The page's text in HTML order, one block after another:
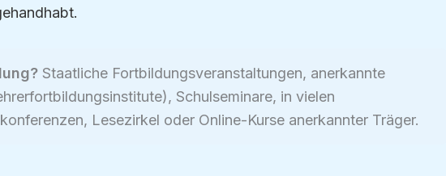
Staatliche Fortbildungsveranstaltungen, anerkannte
Schulseminare, in vielen
Lesezirkel oder Online-Kurse anerkannter Träger.